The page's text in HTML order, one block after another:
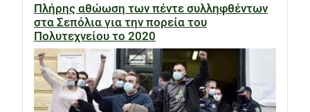
Πλήρης αθώωση των πέντε συλληφθέντων
στα Σεπόλια για την πορεία του
Πολυτεχνείου το 2020